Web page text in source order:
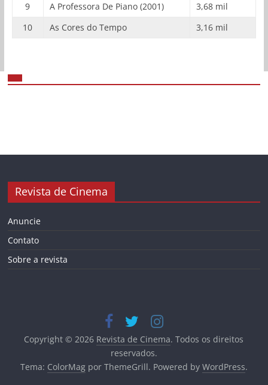
9
A Professora De Piano (2001)
3,68 mil
10
As Cores do Tempo 3,16 mil
Revista de Cinema
Anuncie
Contato
Sobre a revista
Copyright © 2026 Revista de Cinema. Todos os direitos
reservados.
Tema: ColorMagpor ThemeGrill. Powered by WordPress.